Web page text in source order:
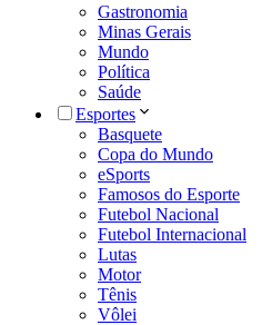
Gastronomia
Minas Gerais
Mundo
Política
Saúde
Esportes
Basquete
Copa do Mundo
eSports
Famosos do Esporte
Futebol Nacional
Futebol Internacional
Lutas
Motor
Tênis
Vôlei